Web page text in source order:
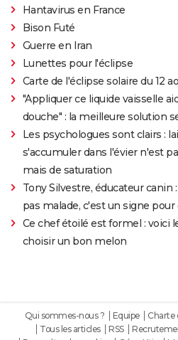
Hantavirus en France
Bison Futé
Guerre en Iran
Lunettes pour l'éclipse
Carte de l'éclipse solaire du 12
"Appliquer ce liquide vaisselle
douche" : la meilleure solution
Les psychologues sont clairs :
s'accumuler dans l'évier n'est
mais de saturation
Tony Silvestre, éducateur
pas malade, c'est un signe
Ce chef étoilé est formel : voici
choisir un bon melon
Qui sommes-nous ? Equipe Charte
Tous les articles
RSS